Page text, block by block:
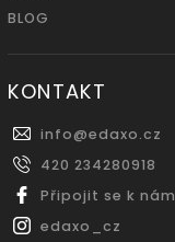
BLOG
KONTAKT
info@edaxo.cz
420 234280918
Připojit se k nám
edaxo_cz